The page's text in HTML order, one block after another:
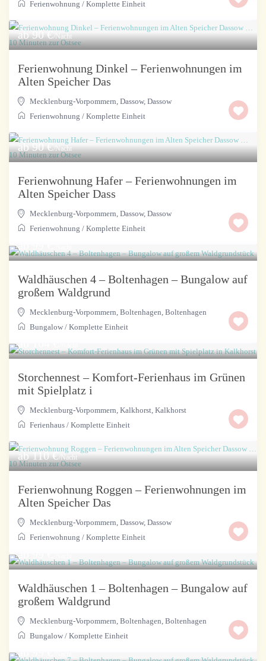
Ferienwohnung / Komplette Einheit
ab 90 €/Nacht
Ferienwohnung Dinkel – Ferienwohnungen im
Alten Speicher Das
Mecklenburg-Vorpommern, Dassow, Dassow
Ferienwohnung / Komplette Einheit
ab 90 €/Nacht
Ferienwohnung Hafer – Ferienwohnungen im
Alten Speicher Dass
Mecklenburg-Vorpommern, Dassow, Dassow
Ferienwohnung / Komplette Einheit
ab 99 €
Waldhäuschen 4 – Boltenhagen – Bungalow auf
großem Waldgrund
Mecklenburg-Vorpommern, Boltenhagen Boltenhagen
Bungalow / Komplette Einheit
ab 104 €
Storchennest – Komfort-Ferienhaus im Grünen
mit Spielplatz i
Mecklenburg-Vorpommern, Kalkhorst, Kalkhorst
Ferienhaus / Komplette Einheit
ab 110 €/Nacht
Ferienwohnung Roggen – Ferienwohnungen im
Alten Speicher Das
Mecklenburg-Vorpommern, Dassow, Dassow
Ferienwohnung / Komplette Einheit
ab 99 €
Waldhäuschen 1 – Boltenhagen – Bungalow auf
großem Waldgrund
Mecklenburg-Vorpommern, Boltenhagen Boltenhagen
Bungalow / Komplette Einheit
ab 99 €